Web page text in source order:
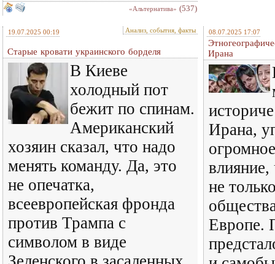
«Альтернатива» (537)
19.07.2025 00:19 Анализ, события, факты
Старые кровати украинского борделя
В Киеве
холодный пот
бежит по спинам.
Американский
хозяин сказал, что надо
менять команду. Да, это
не опечатка,
всеевропейская фронда
против Трампа с
символом в виде
08.07.2025 17:07
Ирана
Ирана,
влияние,
не
Европе.